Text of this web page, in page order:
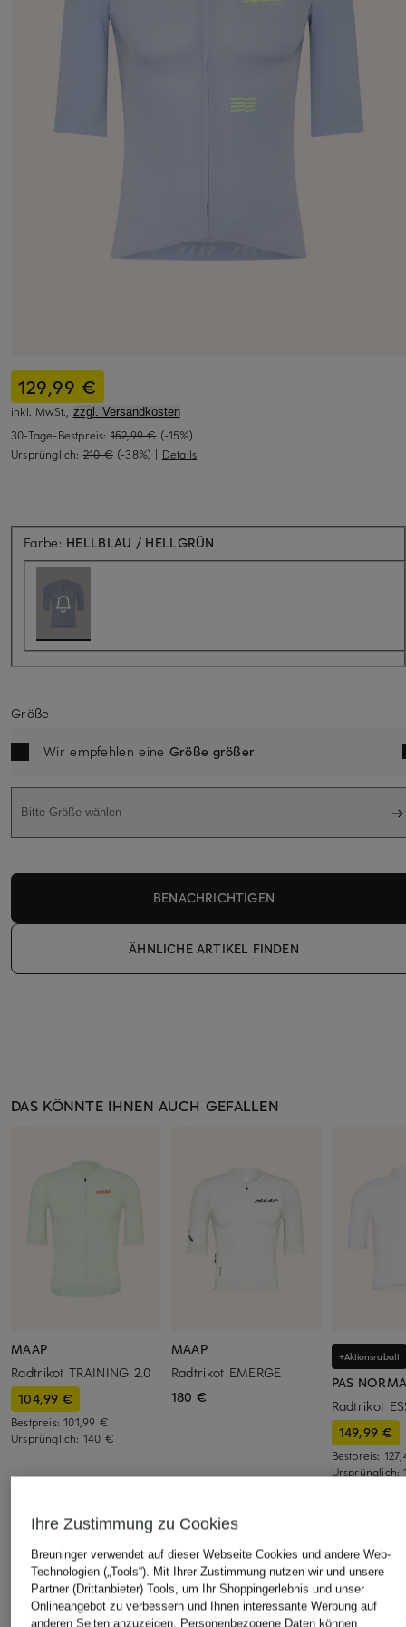
129,99 €
inkl. MwSt., zzgl. Versandkosten
30-Tage-Bestpreis: 152,99 € (-15%)
Ursprünglich: 210 € (-38%) | Details
Farbe: HELLBLAU / HELLGRÜN
Größe
Wir empfehlen eine Größe größer.
Bitte Größe wählen
BENACHRICHTIGEN
ÄHNLICHE ARTIKEL FINDEN
DAS KÖNNTE IHNEN AUCH GEFALLEN
MAAP
Radtrikot TRAINING 2.0
104,99 €
Bestpreis:101,99 €
Ursprünglich: 140 €
MAAP
Radtrikot EMERGE
180 €
+Aktionsrabatt
PAS
Radtrikot
149,99 €
Bestpreis:
Ursprünglich:
ÄHNLICHE ARTIKEL ENTDECKEN
Ihre Zustimmung zu Cookies
Breuninger verwendet auf dieser Webseite Cookies und andere Web-
Technologien („Tools“). Mit Ihrer Zustimmung nutzen wir und unsere
Partner (Drittanbieter) Tools, um Ihr Shoppingerlebnis und unser
Onlineangebot zu verbessern und Ihnen interessante Werbung auf
anderen Seiten anzuzeigen. Personenbezogene Daten können